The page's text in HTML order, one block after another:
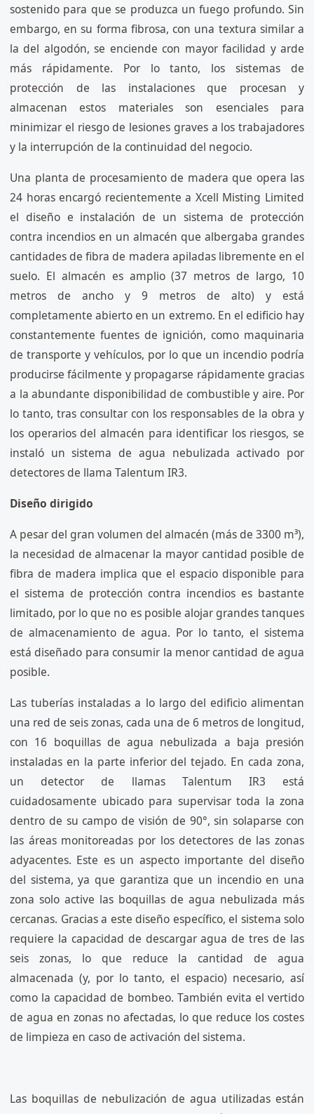
sostenido para que se produzca un fuego profundo. Sin
embargo, en su forma fibrosa, con una textura similar a
la del algodón, se enciende con mayor facilidad y arde
más rápidamente. Por lo tanto, los sistemas de
protección de las instalaciones que procesan y
almacenan estos materiales son esenciales para
minimizar el riesgo de lesiones graves a los trabajadores
y la interrupción de la continuidad del negocio.
Una planta de procesamiento de madera que opera las
24 horas encargó recientemente a Xcell Misting Limited
el diseño e instalación de un sistema de protección
contra incendios en un almacén que albergaba grandes
cantidades de fibra de madera apiladas libremente en el
suelo. El almacén es amplio (37 metros de largo, 10
metros de ancho y 9 metros de alto) y está
completamente abierto en un extremo. En el edificio hay
constantemente fuentes de ignición, como maquinaria
de transporte y vehículos, por lo que un incendio podría
producirse fácilmente y propagarse rápidamente gracias
a la abundante disponibilidad de combustible y aire. Por
lo tanto, tras consultar con los responsables de la obra y
los operarios del almacén para identificar los riesgos, se
instaló un sistema de agua nebulizada activado por
detectores de llama Talentum IR3.
Diseño dirigido
A pesar del gran volumen del almacén (más de 3300 m³),
​​la necesidad de almacenar la mayor cantidad posible de
fibra de madera implica que el espacio disponible para
el sistema de protección contra incendios es bastante
limitado, por lo que no es posible alojar grandes tanques
de almacenamiento de agua. Por lo tanto, el sistema
está diseñado para consumir la menor cantidad de agua
posible.
Las tuberías instaladas a lo largo del edificio alimentan
una red de seis zonas, cada una de 6 metros de longitud,
con 16 boquillas de agua nebulizada a baja presión
instaladas en la parte inferior del tejado. En cada zona,
un detector de llamas Talentum IR3 está
cuidadosamente ubicado para supervisar toda la zona
dentro de su campo de visión de 90°, sin solaparse con
las áreas monitoreadas por los detectores de las zonas
adyacentes. Este es un aspecto importante del diseño
del sistema, ya que garantiza que un incendio en una
zona solo active las boquillas de agua nebulizada más
cercanas. Gracias a este diseño específico, el sistema solo
requiere la capacidad de descargar agua de tres de las
seis zonas, lo que reduce la cantidad de agua
almacenada (y, por lo tanto, el espacio) necesario, así
como la capacidad de bombeo. También evita el vertido
de agua en zonas no afectadas, lo que reduce los costes
de limpieza en caso de activación del sistema.
Las boquillas de nebulización de agua utilizadas están